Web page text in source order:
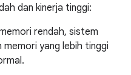
dan kinerja tinggi:
rendah, sistem
yang lebih tinggi